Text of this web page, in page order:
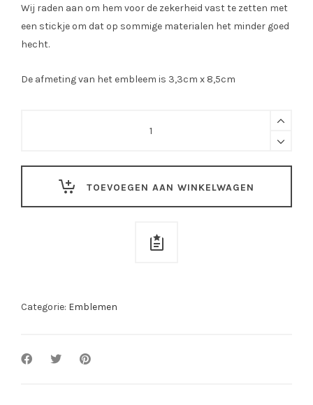
Wij raden aan om hem voor de zekerheid vast te zetten met
een stickje om dat op sommige materialen het minder goed
hecht.
De afmeting van het embleem is 3,3cm x 8,5cm
TOEVOEGEN AAN WINKELWAGEN
Categorie: Emblemen